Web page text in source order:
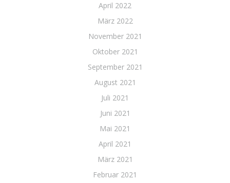
April 2022
März 2022
November 2021
Oktober 2021
September 2021
August 2021
Juli 2021
Juni 2021
Mai 2021
April 2021
März 2021
Februar 2021